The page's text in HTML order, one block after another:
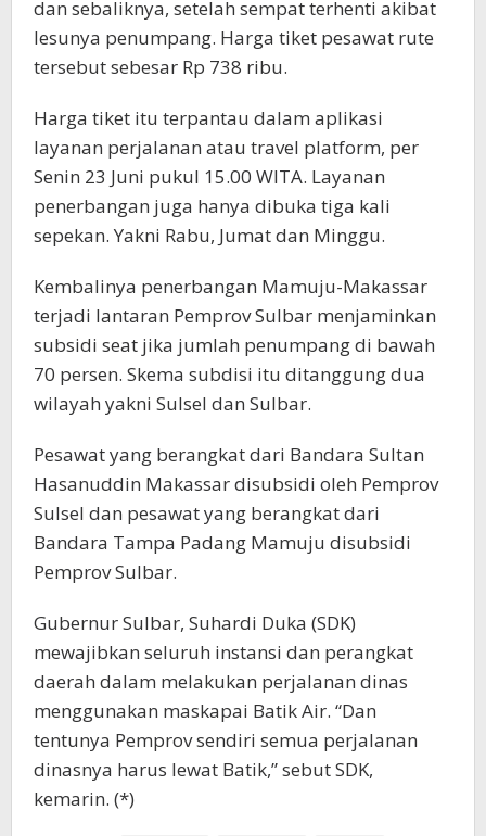
dan sebaliknya, setelah sempat terhenti akibat
lesunya penumpang. Harga tiket pesawat rute
tersebut sebesar Rp 738 ribu.
Harga tiket itu terpantau dalam aplikasi
layanan perjalanan atau travel platform, per
Senin 23 Juni pukul 15.00 WITA. Layanan
penerbangan juga hanya dibuka tiga kali
sepekan. Yakni Rabu, Jumat dan Minggu.
Kembalinya penerbangan Mamuju-Makassar
terjadi lantaran Pemprov Sulbar menjaminkan
subsidi seat jika jumlah penumpang di bawah
70 persen. Skema subdisi itu ditanggung dua
wilayah yakni Sulsel dan Sulbar.
Pesawat yang berangkat dari Bandara Sultan
Hasanuddin Makassar disubsidi oleh Pemprov
Sulsel dan pesawat yang berangkat dari
Bandara Tampa Padang Mamuju disubsidi
Pemprov Sulbar.
Gubernur Sulbar, Suhardi Duka (SDK)
mewajibkan seluruh instansi dan perangkat
daerah dalam melakukan perjalanan dinas
menggunakan maskapai Batik Air. “Dan
tentunya Pemprov sendiri semua perjalanan
dinasnya harus lewat Batik,” sebut SDK,
kemarin. (*)